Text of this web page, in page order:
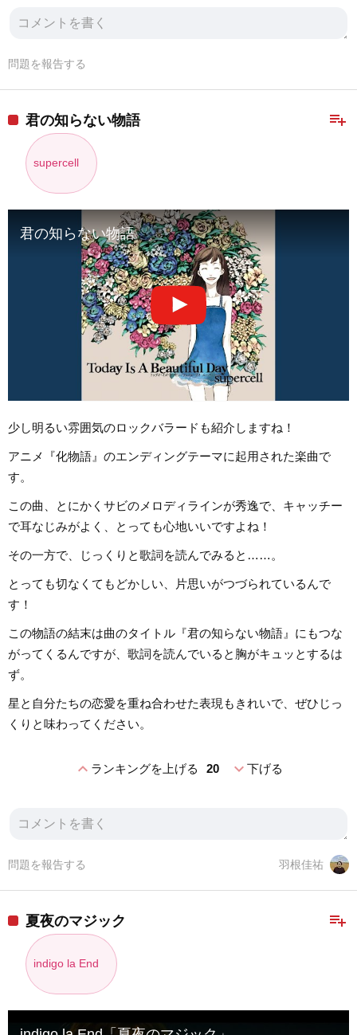
問題を報告する
playlist_add
君の知らない物語
supercell
君の知らない物語
少し明るい雰囲気のロックバラードも紹介しますね！
アニメ『化物語』のエンディングテーマに起用された楽曲で
す。
この曲、とにかくサビのメロディラインが秀逸で、キャッチー
で耳なじみがよく、とっても心地いいですよね！
その一方で、じっくりと歌詞を読んでみると……。
とっても切なくてもどかしい、片思いがつづられているんで
す！
この物語の結末は曲のタイトル『君の知らない物語』にもつな
がってくるんですが、歌詞を読んでいると胸がキュッとするは
ず。
星と自分たちの恋愛を重ね合わせた表現もきれいで、ぜひじっ
くりと味わってください。
expand_lessランキングを上げる 20 expand_more下げる
羽根佳祐
問題を報告する
playlist_add
夏夜のマジック
indigo la End